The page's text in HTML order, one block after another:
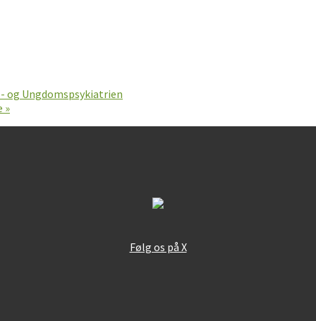
og Ungdomspsykiatrien
»
Følg os på X